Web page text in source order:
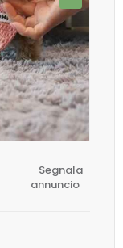
Segnala
annuncio